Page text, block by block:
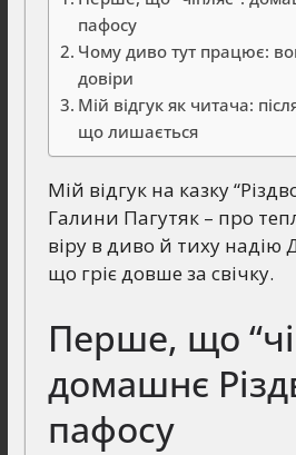
пафосу
Чому диво тут працює:
довіри
Мій відгук як читача:
що лишається
Мій відгук на казку
Галини Пагутяк – про
віру в диво й тиху надію
що гріє довше за свічку.
Перше, що
домашнє
пафосу